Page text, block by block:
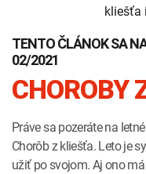
TENTO ČLÁNOK SA
02/2021
CHOROBY
Práve sa pozeráte na
Chorôb z kliešťa. Leto je
užiť po svojom. Aj ono